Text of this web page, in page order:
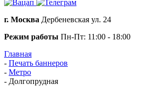
г. Москва Дербеневская ул. 24
Режим работы Пн-Пт: 11:00 - 18:00
Главная
- Печать баннеров
- Метро
- Долгопрудная